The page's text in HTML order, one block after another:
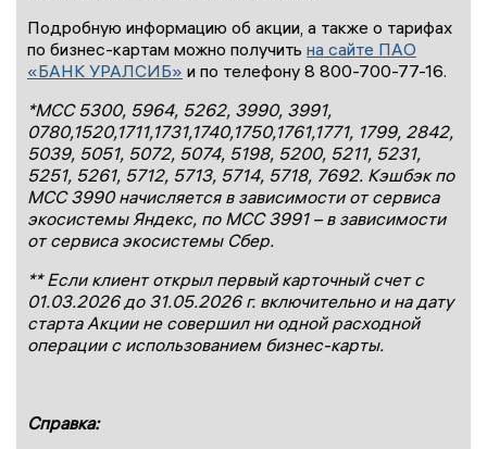
Подробную информацию об акции, а также о тарифах
по бизнес-картам можно получить на сайте ПАО
«БАНК УРАЛСИБ» и по телефону 8 800-700-77-16.
*МСС 5300, 5964, 5262, 3990, 3991,
0780,1520,1711,1731,1740,1750,1761,1771, 1799, 2842,
5039, 5051, 5072, 5074, 5198, 5200, 5211, 5231,
5251, 5261, 5712, 5713, 5714, 5718, 7692. Кэшбэк по
МСС 3990 начисляется в зависимости от сервиса
экосистемы Яндекс, по МСС 3991 – в зависимости
от сервиса экосистемы Сбер.
** Если клиент открыл первый карточный счет с
01.03.2026 до 31.05.2026 г. включительно и на дату
старта Акции не совершил ни одной расходной
операции с использованием бизнес-карты.
Справка: